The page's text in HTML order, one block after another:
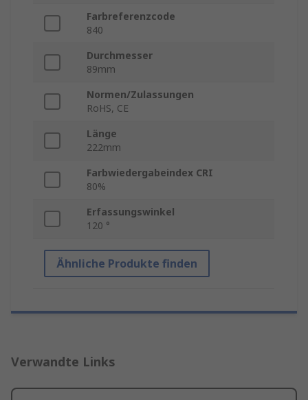
Farbreferenzcode
840
Durchmesser
89mm
Normen/Zulassungen
RoHS, CE
Länge
222mm
Farbwiedergabeindex CRI
80%
Erfassungswinkel
120 °
Ähnliche Produkte finden
Verwandte Links